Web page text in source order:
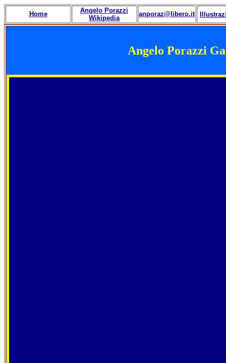
Home
Angelo Porazzi
Wikipedia
anporaz@libero.it
Angelo Porazzi